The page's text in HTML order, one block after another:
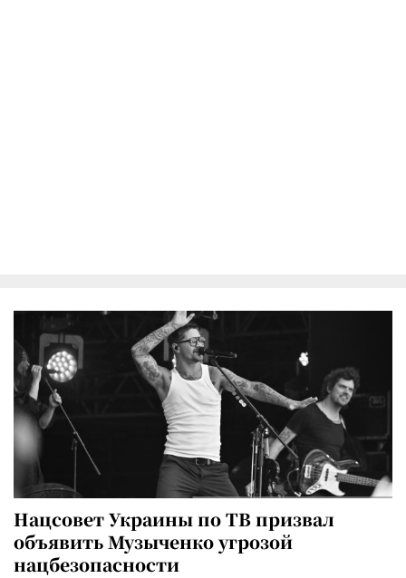
Нацсовет Украины по ТВ призвал
объявить Музыченко угрозой
нацбезопасности